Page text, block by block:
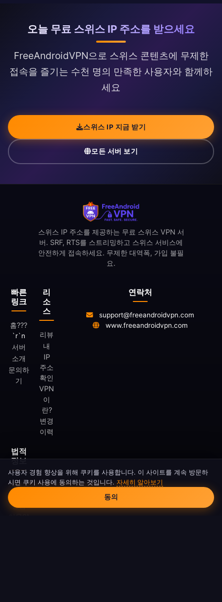
오늘 무료 스위스 IP 주소를 받으세요
FreeAndroidVPN으로 스위스 콘텐츠에 무제한
접속을 즐기는 수천 명의 만족한 사용자와 함께하
세요
스위스 IP 지금 받기
모든 서버 보기
빠른
링크
홈???
`r`n
서버
소개
문의하
기
리
소
스
리뷰
내
IP
주소
확인
VPN
이
란?
변경
이력
법적
정보
개인정
보처리
방침
스위스 IP 주소를 제공하는 무료 스위스 VPN 서
버. SRF, RTS를 스트리밍하고 스위스 서비스에
안전하게 접속하세요. 무제한 대역폭, 가입 불필
요.
연락처
support@freeandroidvpn.com
www.freeandroidvpn.com
쿠키 동의
사용자 경험 향상을 위해 쿠키를 사용합니다. 이 사이트를 계속 방문하
시면 쿠키 사용에 동의하는 것입니다. 자세히 알아보기
동의